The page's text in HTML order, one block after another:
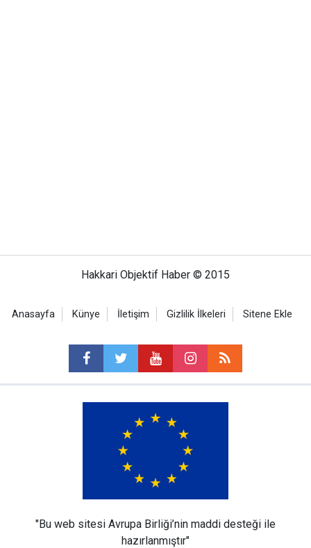
Hakkari Objektif Haber © 2015
Anasayfa Künye İletişim Gizlilik İlkeleri Sitene Ekle
"Bu web sitesi Avrupa Birliği’nin maddi desteği ile
hazırlanmıştır"